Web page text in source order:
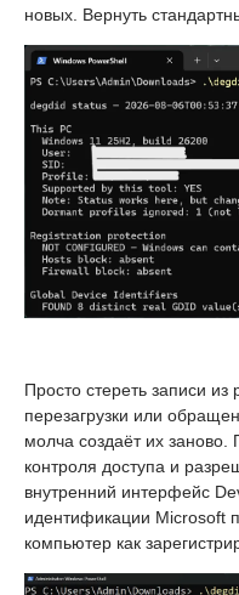
новых. Вернуть
Просто стереть записи из
перезагрузки или
молча создаёт их заново.
контроля доступа и
внутренний интерфейс
идентификации Microsoft
компьютер как